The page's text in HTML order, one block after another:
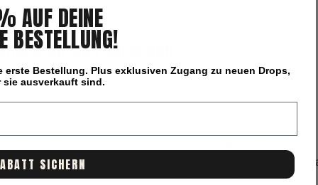
für uns sprechen
hat sich mega
T-Shirt gefreut!
Das Shirt sieht mega aus!
AUF DEINE
BESTELLUNG!
Bestellung. Plus exklusiven Zugang zu neuen Drops,
sie ausverkauft sind.
SICHERN